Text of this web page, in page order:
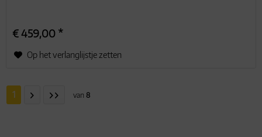
€ 459,00 *
Op het verlanglijstje zetten
1 van 8